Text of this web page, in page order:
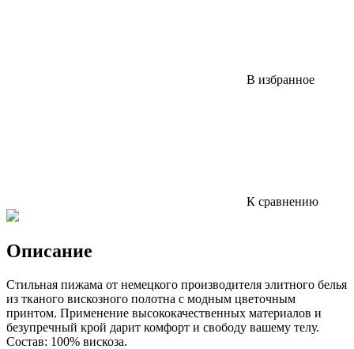
В избранное
К сравнению
Описание
Стильная пижама от немецкого производителя элитного белья
из тканого вискозного полотна с модным цветочным
принтом. Применение высококачественных материалов и
безупречный крой дарит комфорт и свободу вашему телу.
Состав: 100% вискоза.